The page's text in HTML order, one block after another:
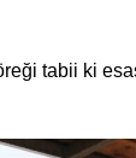
tabii ki